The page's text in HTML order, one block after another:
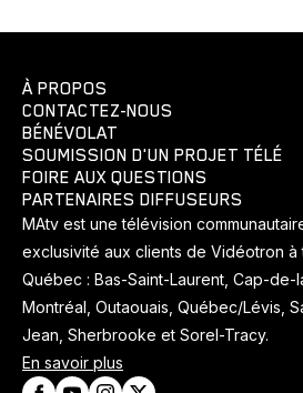
À PROPOS
CONTACTEZ-NOUS
BÉNÉVOLAT
SOUMISSION D'UN PROJET TÉLÉ
FOIRE AUX QUESTIONS
PARTENAIRES DIFFUSEURS
MAtv est une télévision
exclusivité aux clients de Vidéotron
Québec : Bas-Saint-Laurent, Cap-de-
Montréal, Outaouais, Québec/Lévis,
Jean, Sherbrooke et Sorel-Tracy.
En savoir plus